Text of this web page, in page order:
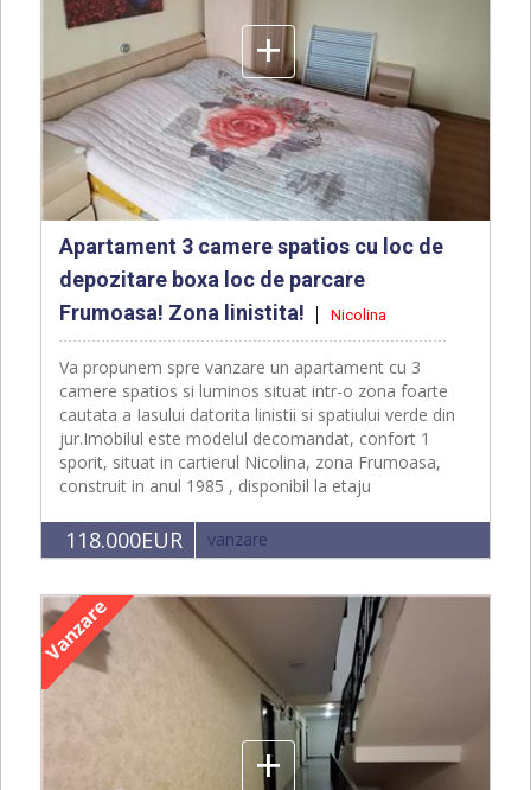
+
Apartament 3 camere spatios cu loc de
depozitare boxa loc de parcare
Frumoasa! Zona linistita!
Nicolina
Va propunem spre vanzare un apartament cu 3
camere spatios si luminos situat intr-o zona foarte
cautata a Iasului datorita linistii si spatiului verde din
jur.Imobilul este modelul decomandat, confort 1
sporit, situat in cartierul Nicolina, zona Frumoasa,
construit in anul 1985 , disponibil la etaju
118.000EUR vanzare
+